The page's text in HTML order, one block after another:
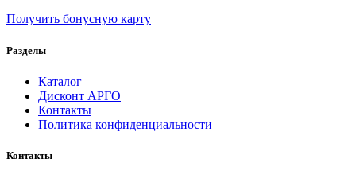
Получить бонусную карту
Разделы
Каталог
Дисконт АРГО
Контакты
Политика конфиденциальности
Контакты